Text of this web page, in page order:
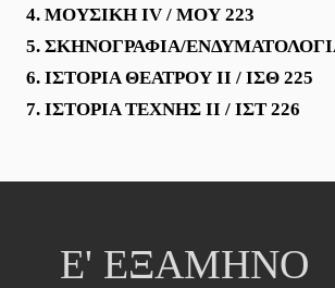
ΜΟΥΣΙΚΗ IV / ΜΟΥ 223
ΣΚΗΝΟΓΡΑΦΙΑ/
ΙΣΤΟΡΙΑ ΘΕΑΤΡΟΥ ΙΙ / ΙΣΘ 225
ΙΣΤΟΡΙΑ ΤΕΧΝΗΣ ΙΙ / ΙΣΤ 226
Ε' ΕΞΑΜΗΝΟ